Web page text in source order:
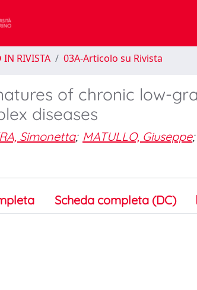
RIVISTA 03A-Articolo su Rivista
of chronic low-
diseases
Simonetta; MATULLO, Giuseppe;
Scheda completa (DC)